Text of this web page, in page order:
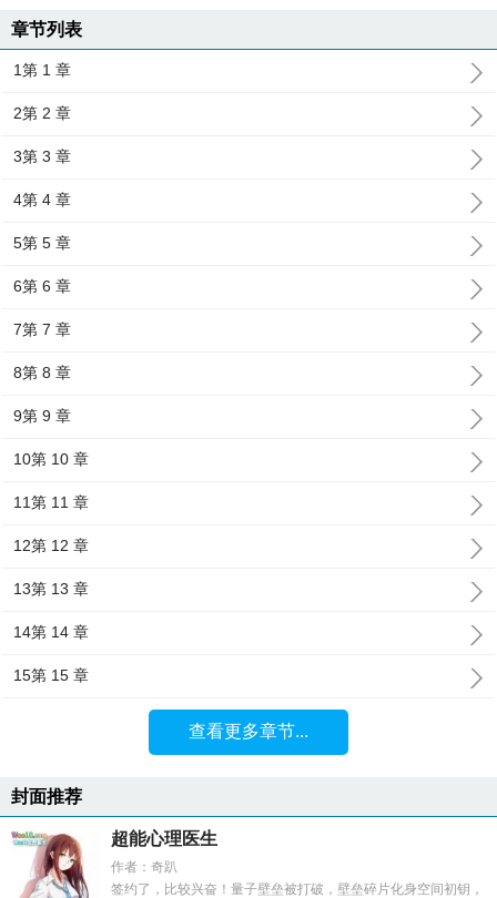
章节列表
1第 1 章
2第 2 章
3第 3 章
4第 4 章
5第 5 章
6第 6 章
7第 7 章
8第 8 章
9第 9 章
10第 10 章
11第 11 章
12第 12 章
13第 13 章
14第 14 章
15第 15 章
查看更多章节...
封面推荐
超能心理医生
作者：奇趴
签约了，比较兴奋！量子壁垒被打破，壁垒碎片化身空间初钥，